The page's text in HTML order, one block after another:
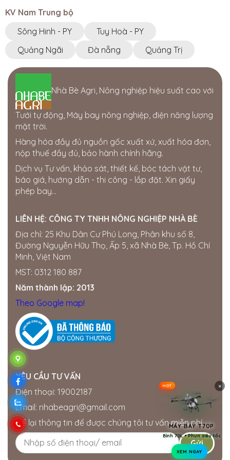
Tây Nguyên ·
Km46, thị trấn Pơ Drang, Krông Bút, Đak
Lak
0944764008
Đại lý Nông Hưng
CÔNG TY TNHH GIẢI PHÁP CÔNG NGHỆ
ỨNG DỤNG
77-79 Nguyễn Đình Chiểu, Phường 1, TP. Cao Lãnh,
Đồng Tháp
0945810810 - 0834495979
Cửa hàng Thái Lợi
tỉnh gia lai
0963750153
Ấp 7, xã Xuân Tay, Cẩm Mỹ, Đồng Nai, Việt Nam
0343954508
Thế giới điện nước Đắk Nông
205 Quang Trung, Phường Nghĩa Tân, Gia Nghĩa, Đắk
0358722799
Cửa hàng Quốc Tú
Phước
0834560958
Đại lí Thành Nhung
Miền Nam ·
Việt Nam
0909764059
Cửa hàng điện nước Lâm Tuấn
Miền Nam ·
113 ĐT713, Đức Hạnh, Đức Linh, Bình
Thuận, Việt Nam
0787558332
KV Nam Trung bộ
Sông Hinh - PY
Tuy Hoà - PY
Quảng Ngãi
Đà nẵng Quảng Trị
Nhà Bè Agri, Nông nghiệp hiệu suất cao với
Tưới tự động, Máy bay nông nghiệp, điện năng lượng
mặt trời.
Hàng hóa đầy đủ nguồn gốc xuất xứ, xuất hóa đơn,
nộp thuế đầy đủ, bảo hành chính hãng.
Dịch vụ Tư vấn, khảo sát, thiết kế, bóc tách vật tư,
báo giá, hướng dẫn - thi công - lắp đặt. Xin giấy
phép bay...
LIÊN HỆ: CÔNG TY TNHH NÔNG NGHIỆP NHÀ BÈ
Địa chỉ: 25 Khu Dân Cư Phú Long, Phân khu số 8,
Đường Nguyễn Hữu Thọ, Ấp 5, xã Nhà Bè, Tp. Hồ Chí
Minh, Việt Nam
MST: 0312 180 887
Năm thành lập: 2013
Theo Google map!
YÊU CẦU TƯ VẤN
Điện thoại: 19002187
Email: nhabeagri@gmail.com
Để lại thông tin để được chúng tôi tư vấn miễn phí.
HOT ×
MÁY BAY T70P
Bình 70L • Phun siêu tốc
XEM NGAY